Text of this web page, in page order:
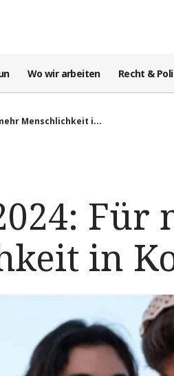
Wo wir arbeiten Recht &
Menschlichkeit i...
Für
in